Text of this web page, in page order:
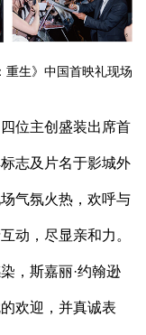
重生》中国首映礼现场
位主创盛装出席首
志及片名于影城外
气氛火热，欢呼与
动，尽显亲和力。
，斯嘉丽·约翰逊
欢迎，并真诚表